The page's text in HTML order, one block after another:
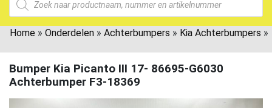
Home » Onderdelen » Achterbumpers » Kia Achterbumpers »
Bumper Kia Picanto III 17- 86695-G6030
Achterbumper F3-18369